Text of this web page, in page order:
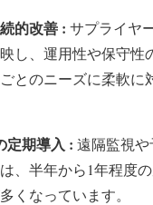
的改善 : サプライヤ
し、運用性や保守性
とのニーズに柔軟に
定期導入 : 遠隔監視
、半年から1年程度
くなっています。